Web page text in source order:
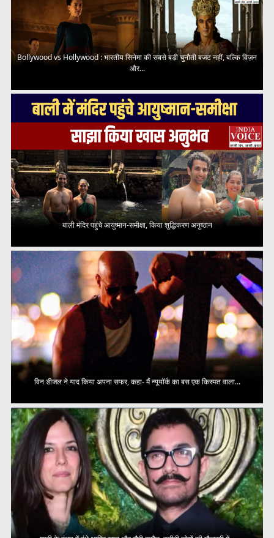
Bollywood vs Hollywood : भारतीय सिनेमा की सबसे बड़ी चुनौती बजट नहीं, बल्कि विज़न
और...
बाली मंदिर पहुंचे आयुष्मान-समीक्षा, किया शुद्धिकरण अनुष्ठान
विन डीजल ने याद किया अपना सफर, कहा- मैं न्यूयॉर्क का बस एक किस्मत वाला...